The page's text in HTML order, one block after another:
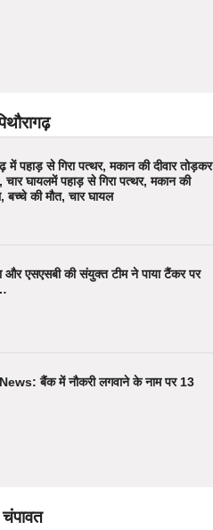
में पहाड़ से गिरा पत्थर, मकान की दीवार तोड़कर
चार घायलमें पहाड़ से गिरा पत्थर, मकान की
बच्चे की मौत, चार घायल
और एसएसबी की संयुक्त टीम ने पाया टैंकर पर
बैंक में नौकरी लगवाने के नाम पर 13
चंपावत